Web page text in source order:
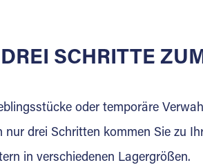
gebaut wurde?
SCHRITTE
oder temporäre
drei Schritten kommen Sie zu
in verschiedenen Lagergrößen.